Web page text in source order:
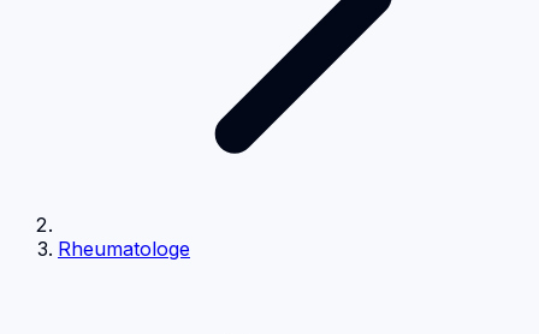
Rheumatologe